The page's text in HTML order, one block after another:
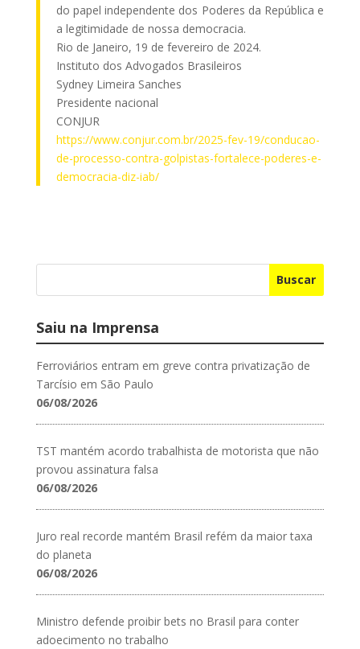
do papel independente dos Poderes da República e
a legitimidade de nossa democracia.
Rio de Janeiro, 19 de fevereiro de 2024.
Instituto dos Advogados Brasileiros
Sydney Limeira Sanches
Presidente nacional
CONJUR
https://www.conjur.com.br/2025-fev-19/conducao-
de-processo-contra-golpistas-fortalece-poderes-e-
democracia-diz-iab/
Buscar
Saiu na Imprensa
Ferroviários entram em greve contra privatização de
Tarcísio em São Paulo
06/08/2026
TST mantém acordo trabalhista de motorista que não
provou assinatura falsa
06/08/2026
Juro real recorde mantém Brasil refém da maior taxa
do planeta
06/08/2026
Ministro defende proibir bets no Brasil para conter
adoecimento no trabalho